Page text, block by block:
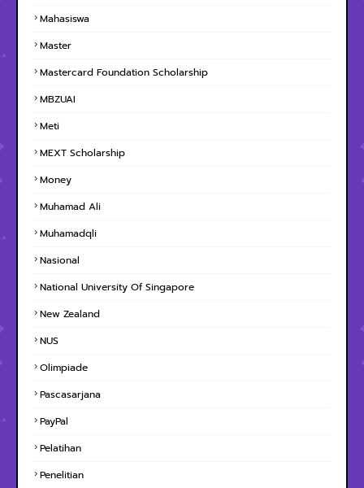
Mahasiswa
Master
Mastercard Foundation Scholarship
MBZUAI
Meti
MEXT Scholarship
Money
Muhamad Ali
Muhamadqli
Nasional
National University Of Singapore
New Zealand
NUS
Olimpiade
Pascasarjana
PayPal
Pelatihan
Penelitian